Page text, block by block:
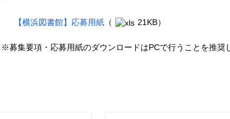
【横浜図書館】応募用紙（ 21KB）
※募集要項・応募用紙のダウンロードはPCで行うことを推奨